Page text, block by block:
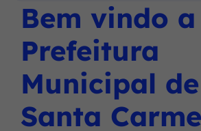
Ir
para
o
rodapé
[alt+4]
Instagram
menu
principal
Bem vindo a
Prefeitura
Municipal de
Santa